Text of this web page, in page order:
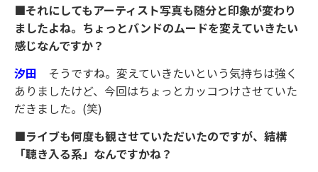
■それにしてもアーティスト写真も随分と印象が変わり
ましたよね。ちょっとバンドのムードを変えていきたい
感じなんですか？
汐田 そうですね。変えていきたいという気持ちは強く
ありましたけど、今回はちょっとカッコつけさせていた
だきました。(笑)
■ライブも何度も観させていただいたのですが、結構
「聴き入る系」なんですかね？